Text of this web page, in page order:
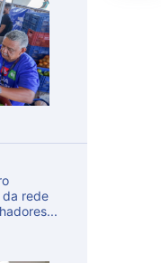
rede